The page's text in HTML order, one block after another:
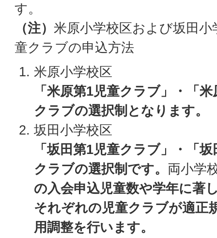
す。
（注） 米原小学校区および坂田
童クラブの申込方法
米原小学校区
「米原第1児童クラブ」・「
クラブの選択制となります。
坂田小学校区
「坂田第1児童クラブ」・「
クラブの選択制です。 両小学
の入会申込児童数や学年に著
それぞれの児童クラブが適正
用調整を行います。